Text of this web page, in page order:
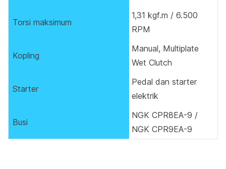
Torsi maksimum
1,31 kgf.m / 6.500
RPM
Kopling
Manual, Multiplate
Wet Clutch
Starter
Pedal dan starter
elektrik
Busi
NGK CPR8EA-9 /
NGK CPR9EA-9